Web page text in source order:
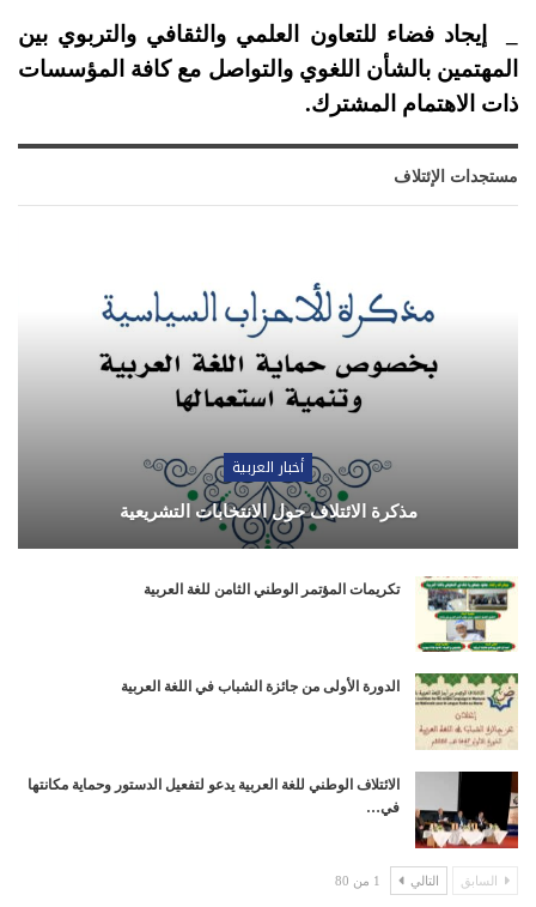
_ إيجاد فضاء للتعاون العلمي والثقافي والتربوي بين
المهتمين بالشأن اللغوي والتواصل مع كافة المؤسسات
ذات الاهتمام المشترك.
مستجدات الإئتلاف
أخبار العربية
مذكرة الائتلاف حول الانتخابات التشريعية
تكريمات المؤتمر الوطني الثامن للغة العربية
الدورة الأولى من جائزة الشباب في اللغة العربية
الائتلاف الوطني للغة العربية يدعو لتفعيل الدستور وحماية مكانتها
في…
السابق التالي 1 من 80